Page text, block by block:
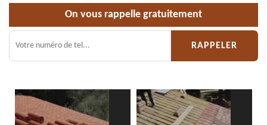
On vous rappelle gratuitement